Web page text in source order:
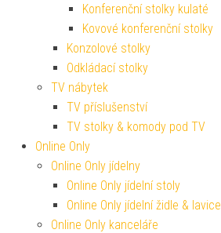
Konferenční stolky kulaté
Kovové konferenční stolky
Konzolové stolky
Odkládací stolky
TV nábytek
TV příslušenství
TV stolky & komody pod TV
Online Only
Online Only jídelny
Online Only jídelní stoly
Online Only jídelní židle & lavice
Online Only kanceláře